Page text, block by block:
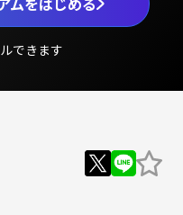
できます